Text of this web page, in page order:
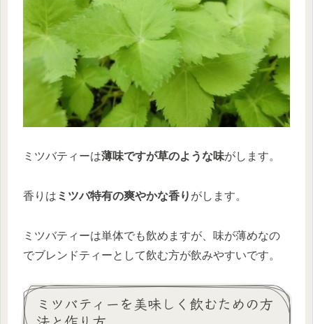
ミツバティーは薄味ですが草のような味がします。
香りは ミツバ特有の爽やかな香り がします。
ミツバティーは単体でも飲めますが、味が薄めなの
でブレンドティーとして飲む方が飲みやすいです。
ミツバティーを美味しく飲むための方